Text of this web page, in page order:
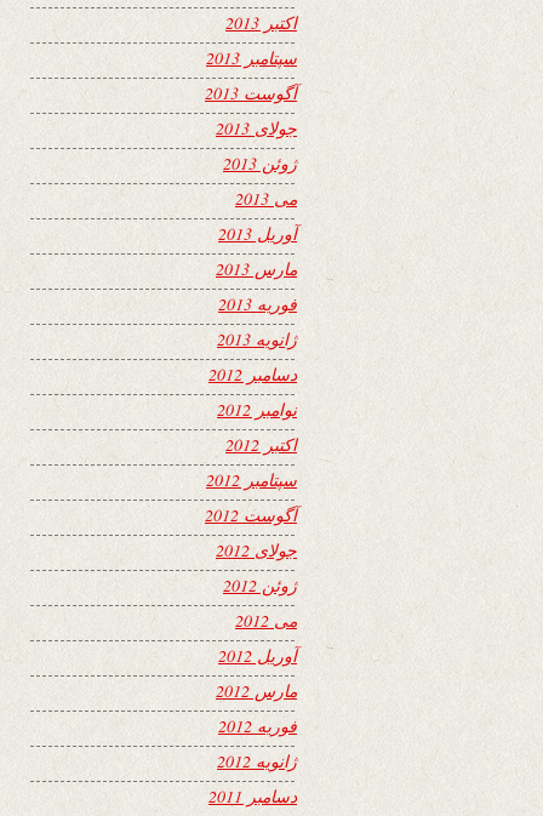
اکتبر 2013
سپتامبر 2013
آگوست 2013
جولای 2013
ژوئن 2013
می 2013
آوریل 2013
مارس 2013
فوریه 2013
ژانویه 2013
دسامبر 2012
نوامبر 2012
اکتبر 2012
سپتامبر 2012
آگوست 2012
جولای 2012
ژوئن 2012
می 2012
آوریل 2012
مارس 2012
فوریه 2012
ژانویه 2012
دسامبر 2011